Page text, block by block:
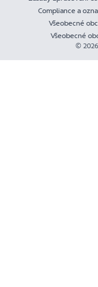
Compliance a
Všeobecné
Všeobecné
©